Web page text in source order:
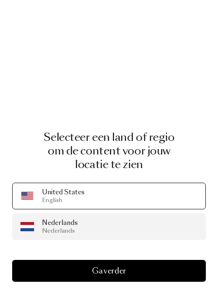
Selecteer een land of regio
om de content voor jouw
locatie te zien
United States
English
Nederlands
Nederlands
Ga verder